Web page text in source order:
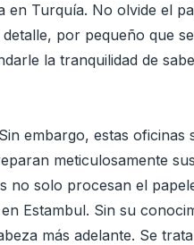
Turquía. No olvide el
por pequeño que
la tranquilidad de
embargo, estas
meticulosamente
no solo procesan el
Estambul. Sin su
más adelante. Se